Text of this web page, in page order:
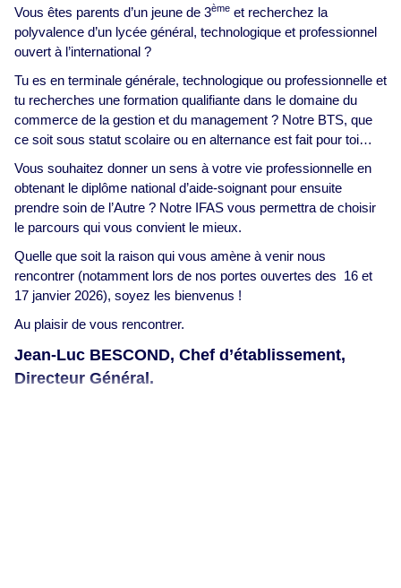
Vous êtes parents d’un jeune de 3ème et recherchez la
polyvalence d’un lycée général, technologique et professionnel
ouvert à l’international ?
Tu es en terminale générale, technologique ou professionnelle et
tu recherches une formation qualifiante dans le domaine du
commerce de la gestion et du management ? Notre BTS, que
ce soit sous statut scolaire ou en alternance est fait pour toi…
Vous souhaitez donner un sens à votre vie professionnelle en
obtenant le diplôme national d’aide-soignant pour ensuite
prendre soin de l’Autre ? Notre IFAS vous permettra de choisir
le parcours qui vous convient le mieux.
Quelle que soit la raison qui vous amène à venir nous
rencontrer (notamment lors de nos portes ouvertes des 16 et
17 janvier 2026), soyez les bienvenus !
Au plaisir de vous rencontrer.
Jean-Luc BESCOND, Chef d’établissement,
Directeur Général.